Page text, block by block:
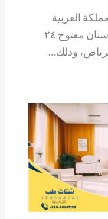
العربية
السعودية دائمًا عن مستوصف اسنان مفتوح ٢٤